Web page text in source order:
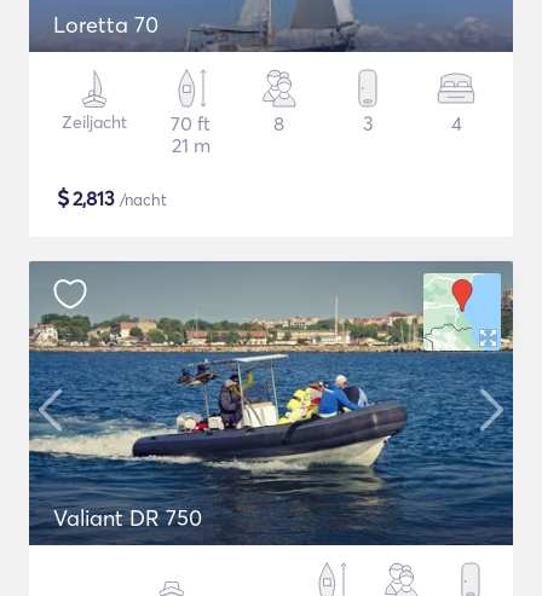
Loretta 70
Zeiljacht
70 ft
21 m
8 3 4
$2,813 /nacht
Valiant DR 750